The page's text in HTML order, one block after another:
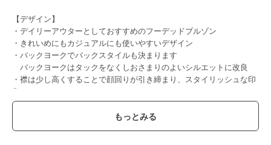
【デザイン】
・デイリーアウターとしておすすめのフーデッドブルゾン
・きれいめにもカジュアルにも使いやすいデザイン
・バックヨークでバックスタイルも決まります
バックヨークはタックをなくしおさまりのよいシルエットに改良
・襟は少し高くすることで顔回りが引き締まり、スタイリッシュな印
象に
・ウエストのドロストですっきりしたシルエットに調整可能
・程よくゆとりのあるサイズ感でさっと羽織れます
・使い勝手の良いミディ丈